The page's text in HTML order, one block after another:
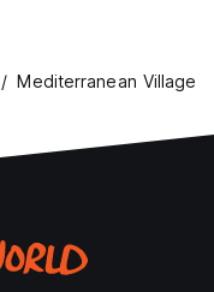
Mediterranean Village